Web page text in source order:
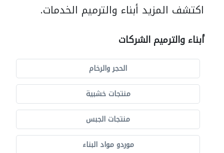
اكتشف المزيد أبناء والترميم الخدمات.
أبناء والترميم الشركات
الحجر والرخام
منتجات خشبية
منتجات الجبس
موردو مواد البناء